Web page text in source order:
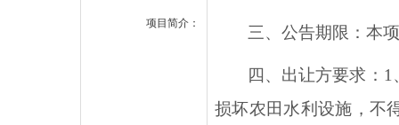
项目简介：
三、公告期限：本
四、出让方要求：
损坏农田水利设施，不